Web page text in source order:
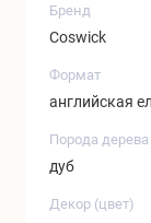
Бренд
Coswick
Формат
английская
Порода дерева
дуб
Декор (цвет)